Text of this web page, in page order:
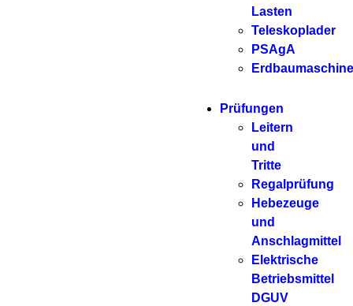
Lasten
Teleskoplader
PSAgA
Prüfungen
Leitern
und
Tritte
Regalprüfung
Hebezeuge
und
Anschlagmittel
Elektrische
Betriebsmittel
DGUV